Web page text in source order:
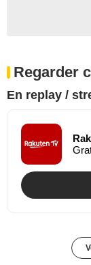
Regarder
En replay /